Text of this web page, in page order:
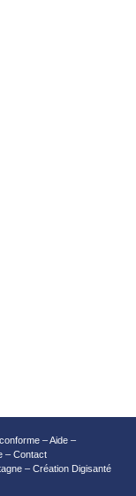
–Aide –
– Contact
– Création Digisanté